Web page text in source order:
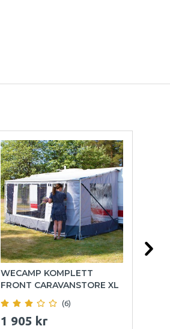
WECAMP KOMPLETT
FRONT CARAVANSTORE XL
(6)
1 905 kr